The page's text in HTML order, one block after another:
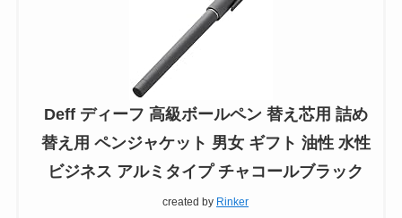
Deff ディーフ 高級ボールペン 替え芯用 詰め
替え用 ペンジャケット 男女 ギフト 油性 水性
ビジネス アルミタイプ チャコールブラック
created by Rinker